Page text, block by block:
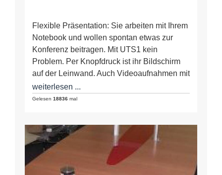
Flexible Präsentation: Sie arbeiten mit Ihrem
Notebook und wollen spontan etwas zur
Konferenz beitragen. Mit UTS1 kein
Problem. Per Knopfdruck ist ihr Bildschirm
auf der Leinwand. Auch Videoaufnahmen mit
Sound…
weiterlesen ...
Gelesen 18836 mal